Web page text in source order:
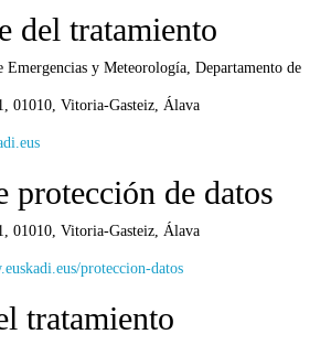
del tratamiento
y Meteorología, Departamento de
01010 Vitoria-Gasteiz Álava
protección de datos
01010 Vitoria-Gasteiz Álava
proteccion-datos
tratamiento